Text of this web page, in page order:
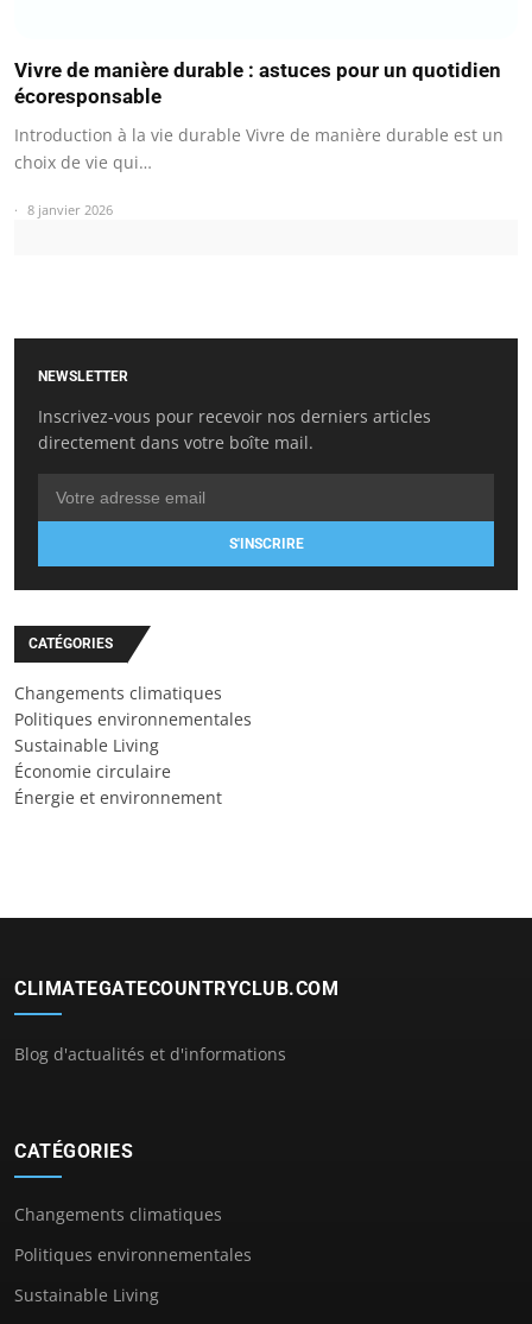
Vivre de manière durable : astuces pour un quotidien
écoresponsable
Introduction à la vie durable Vivre de manière durable est un
choix de vie qui…
8 janvier 2026
NEWSLETTER
Inscrivez-vous pour recevoir nos derniers articles
directement dans votre boîte mail.
S'INSCRIRE
CATÉGORIES
Changements climatiques
Politiques environnementales
Sustainable Living
Économie circulaire
Énergie et environnement
CLIMATEGATECOUNTRYCLUB.COM
Blog d'actualités et d'informations
CATÉGORIES
Changements climatiques
Politiques environnementales
Sustainable Living